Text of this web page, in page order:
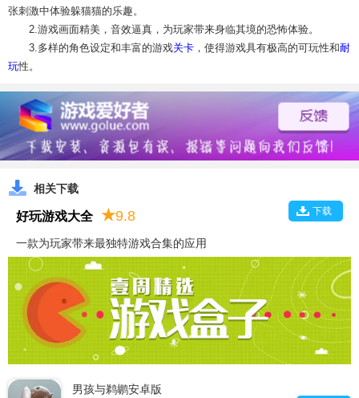
张刺激中体验躲猫猫的乐趣。
2.游戏画面精美，音效逼真，为玩家带来身临其境的恐怖体验。
3.多样的角色设定和丰富的游戏关卡 ，使得游戏具有极高的可玩性和耐
玩性。
相关下载
下载
好玩游戏大全 ★9.8
一款为玩家带来最独特游戏合集的应用
男孩与鹈鹕安卓版